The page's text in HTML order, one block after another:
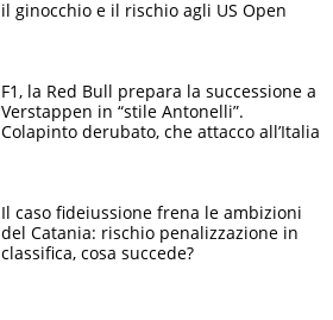
il ginocchio e il rischio agli US Open
F1, la Red Bull prepara la successione a
Verstappen in “stile Antonelli”.
Colapinto derubato, che attacco all’Italia
Il caso fideiussione frena le ambizioni
del Catania: rischio penalizzazione in
classifica, cosa succede?